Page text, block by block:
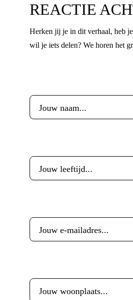
REACTIE
Herken jij je in dit verhaal, heb
wil je iets delen? We horen het